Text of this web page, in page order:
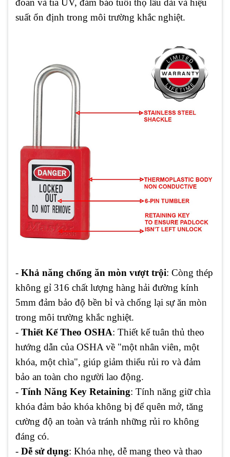
đoan và tia UV, đảm bảo tuổi thọ lâu dài và hiệu
suất ổn định trong môi trường khắc nghiệt.
- Khả năng chống ăn mòn vượt trội: Còng thép
không gỉ 316 chất lượng hàng hải đường kính
5mm đảm bảo độ bền bỉ và chống lại sự ăn mòn
trong môi trường khắc nghiệt.
- Thiết Kế Theo OSHA: Thiết kế tuân thủ theo
hướng dẫn của OSHA về "một nhân viên, một
khóa, một chìa", giúp giảm thiểu rủi ro và đảm
bảo an toàn cho người lao động.
- Tính Năng Key Retaining: Tính năng giữ chìa
khóa đảm bảo khóa không bị để quên mở, tăng
cường độ an toàn và tránh những rủi ro không
đáng có.
- Dễ sử dụng: Khóa nhẹ, dễ mang theo và thao